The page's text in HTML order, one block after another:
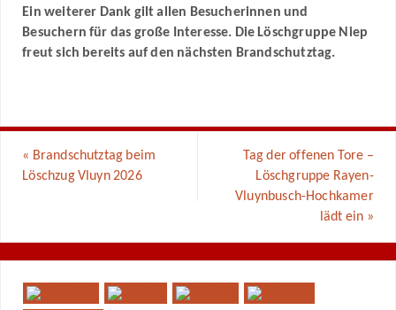
Ein weiterer Dank gilt allen Besucherinnen und
Besuchern für das große Interesse. Die Löschgruppe Niep
freut sich bereits auf den nächsten Brandschutztag.
« Brandschutztag beim
Löschzug Vluyn 2026
Tag der offenen Tore –
Löschgruppe Rayen-
Vluynbusch-Hochkamer
lädt ein »